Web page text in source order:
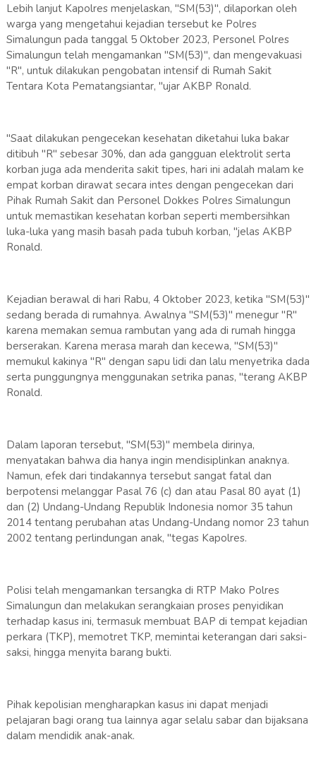
Lebih lanjut Kapolres menjelaskan, "SM(53)", dilaporkan oleh
warga yang mengetahui kejadian tersebut ke Polres
Simalungun pada tanggal 5 Oktober 2023, Personel Polres
Simalungun telah mengamankan "SM(53)", dan mengevakuasi
"R", untuk dilakukan pengobatan intensif di Rumah Sakit
Tentara Kota Pematangsiantar, "ujar AKBP Ronald.
"Saat dilakukan pengecekan kesehatan diketahui luka bakar
ditibuh "R" sebesar 30%, dan ada gangguan elektrolit serta
korban juga ada menderita sakit tipes, hari ini adalah malam ke
empat korban dirawat secara intes dengan pengecekan dari
Pihak Rumah Sakit dan Personel Dokkes Polres Simalungun
untuk memastikan kesehatan korban seperti membersihkan
luka-luka yang masih basah pada tubuh korban, "jelas AKBP
Ronald.
Kejadian berawal di hari Rabu, 4 Oktober 2023, ketika "SM(53)"
sedang berada di rumahnya. Awalnya "SM(53)" menegur "R"
karena memakan semua rambutan yang ada di rumah hingga
berserakan. Karena merasa marah dan kecewa, "SM(53)"
memukul kakinya "R" dengan sapu lidi dan lalu menyetrika dada
serta punggungnya menggunakan setrika panas, "terang AKBP
Ronald.
Dalam laporan tersebut, "SM(53)" membela dirinya,
menyatakan bahwa dia hanya ingin mendisiplinkan anaknya.
Namun, efek dari tindakannya tersebut sangat fatal dan
berpotensi melanggar Pasal 76 (c) dan atau Pasal 80 ayat (1)
dan (2) Undang-Undang Republik Indonesia nomor 35 tahun
2014 tentang perubahan atas Undang-Undang nomor 23 tahun
2002 tentang perlindungan anak, "tegas Kapolres.
Polisi telah mengamankan tersangka di RTP Mako Polres
Simalungun dan melakukan serangkaian proses penyidikan
terhadap kasus ini, termasuk membuat BAP di tempat kejadian
perkara (TKP), memotret TKP, memintai keterangan dari saksi-
saksi, hingga menyita barang bukti.
Pihak kepolisian mengharapkan kasus ini dapat menjadi
pelajaran bagi orang tua lainnya agar selalu sabar dan bijaksana
dalam mendidik anak-anak.